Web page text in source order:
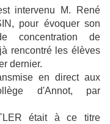
intervenu M. René
pour évoquer son
concentration de
rencontré les élèves
dernier.
en direct aux
d'Annot, par
était à ce titre